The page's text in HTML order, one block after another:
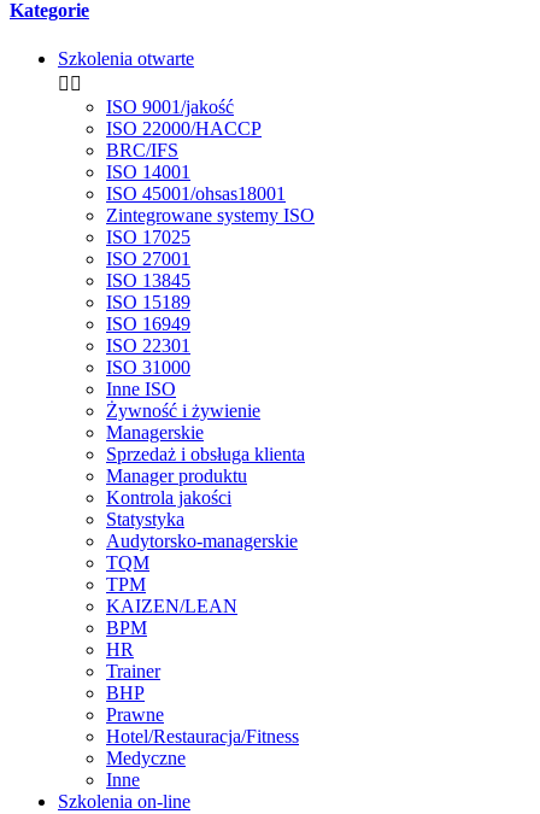
Kategorie
Szkolenia otwarte
 
ISO 9001/jakość
ISO 22000/HACCP
BRC/IFS
ISO 14001
ISO 45001/ohsas18001
Zintegrowane systemy ISO
ISO 17025
ISO 27001
ISO 13845
ISO 15189
ISO 16949
ISO 22301
ISO 31000
Inne ISO
Żywność i żywienie
Managerskie
Sprzedaż i obsługa klienta
Manager produktu
Kontrola jakości
Statystyka
Audytorsko-managerskie
TQM
TPM
KAIZEN/LEAN
BPM
HR
Trainer
BHP
Prawne
Hotel/Restauracja/Fitness
Medyczne
Inne
Szkolenia on-line